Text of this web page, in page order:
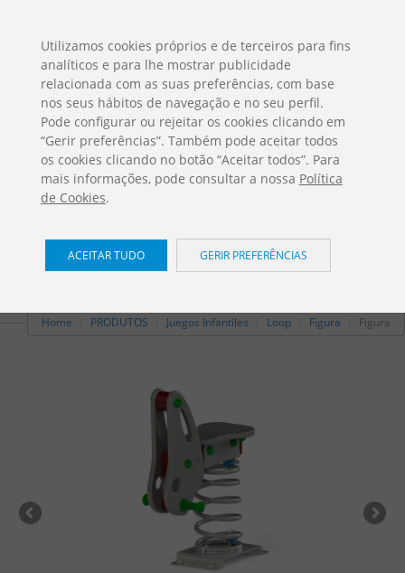
DESCARGAS
Catálogos Jolas
Figura/ Loop
Home PRODUTOS Juegos Infantiles Loop Figura Figura
Utilizamos cookies próprios e de terceiros para fins
analíticos e para lhe mostrar publicidade
relacionada com as suas preferências, com base
nos seus hábitos de navegação e no seu perfil.
Pode configurar ou rejeitar os cookies clicando em
“Gerir preferências”. Também pode aceitar todos
os cookies clicando no botão “Aceitar todos”. Para
mais informações, pode consultar a nossa Política
de Cookies.
ACEITAR TUDO GERIR PREFERÊNCIAS